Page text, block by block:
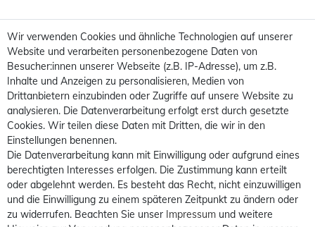
Wir verwenden Cookies und ähnliche Technologien auf unserer
Website und verarbeiten personenbezogene Daten von
Besucher:innen unserer Webseite (z.B. IP-Adresse), um z.B.
Inhalte und Anzeigen zu personalisieren, Medien von
Drittanbietern einzubinden oder Zugriffe auf unsere Website zu
analysieren. Die Datenverarbeitung erfolgt erst durch gesetzte
Cookies. Wir teilen diese Daten mit Dritten, die wir in den
Einstellungen benennen.
Die Datenverarbeitung kann mit Einwilligung oder aufgrund eines
berechtigten Interesses erfolgen. Die Zustimmung kann erteilt
oder abgelehnt werden. Es besteht das Recht, nicht einzuwilligen
und die Einwilligung zu einem späteren Zeitpunkt zu ändern oder
zu widerrufen. Beachten Sie unser Impressum und weitere